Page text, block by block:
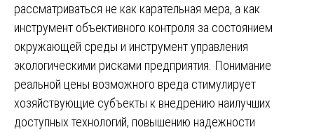
рассматриваться не как карательная мера, а как
инструмент объективного контроля за состоянием
окружающей среды и инструмент управления
экологическими рисками предприятия. Понимание
реальной цены возможного вреда стимулирует
хозяйствующие субъекты к внедрению наилучших
доступных технологий, повышению надежности